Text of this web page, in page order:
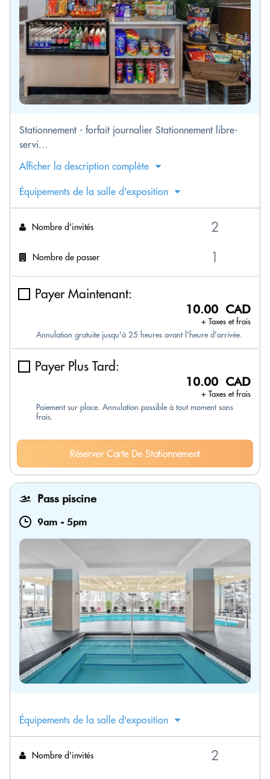
Stationnement - forfait journalier Stationnement libre-
servi...
Afficher la description complète
Équipements de la salle d'exposition
Nombre d'invités
Nombre de passer
Payer Maintenant:
10.00 CAD
+ Taxes et frais
Annulation gratuite jusqu'à 25 heures avant l'heure d'arrivée.
Payer Plus Tard:
10.00 CAD
+ Taxes et frais
Paiement sur place. Annulation possible à tout moment sans
frais.
Réserver Carte De Stationnement
Pass piscine
9am - 5pm
Équipements de la salle d'exposition
Nombre d'invités